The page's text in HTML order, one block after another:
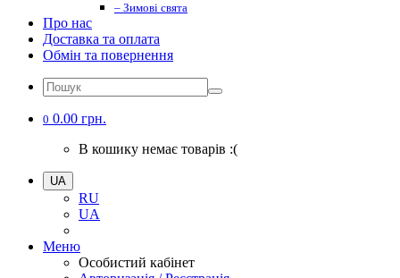
– Зимові свята
Про нас
Доставка та оплата
Обмін та повернення
0 0.00 грн.
В кошику немає товарів :(
UA
RU
UA
Меню
Особистий кабінет